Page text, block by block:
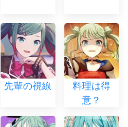
先輩の視線
料理は得
意？